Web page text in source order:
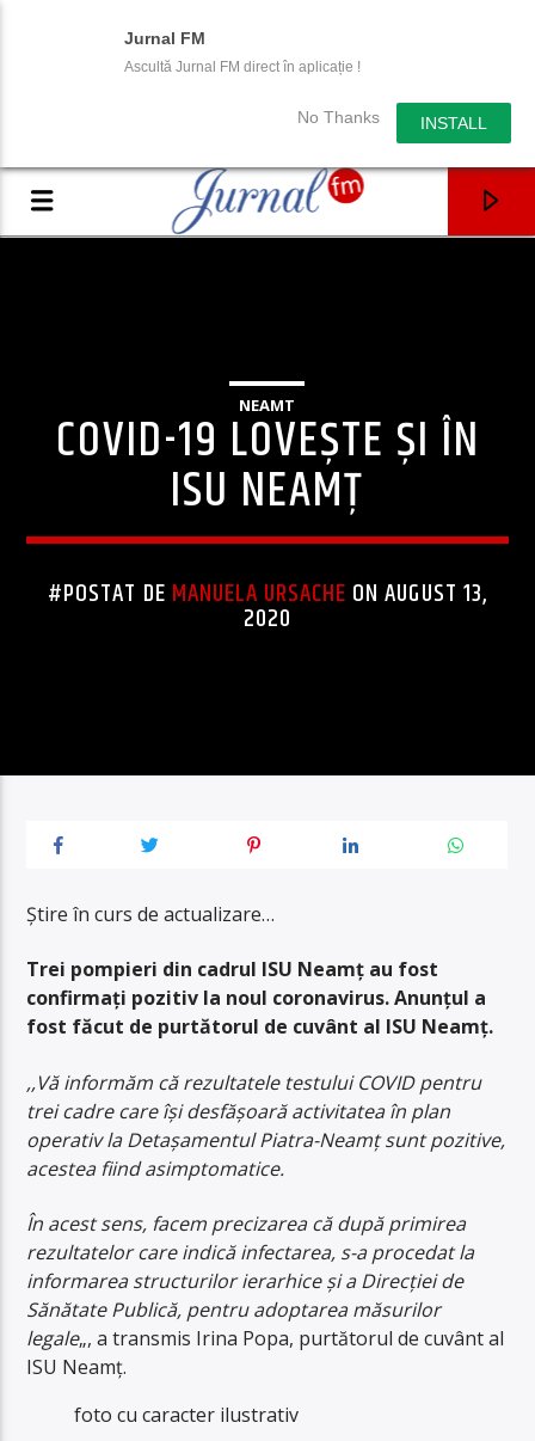
Jurnal FM
Ascultă Jurnal FM direct în aplicație !
No Thanks INSTALL
NEAMT
COVID-19 LOVEŞTE ŞI ÎN
ISU NEAMŢ
#POSTAT DE MANUELA URSACHE ON AUGUST 13,
2020
Ştire în curs de actualizare…
Trei pompieri din cadrul ISU Neamţ au fost
confirmaţi pozitiv la noul coronavirus. Anunţul a
fost făcut de purtătorul de cuvânt al ISU Neamţ.
,,Vă informăm că rezultatele testului COVID pentru
trei cadre care își desfășoară activitatea în plan
operativ la Detașamentul Piatra-Neamț sunt pozitive,
acestea fiind asimptomatice.
În acest sens, facem precizarea că după primirea
rezultatelor care indică infectarea, s-a procedat la
informarea structurilor ierarhice și a Direcției de
Sănătate Publică, pentru adoptarea măsurilor
legale„, a transmis Irina Popa, purtătorul de cuvânt al
ISU Neamţ.
foto cu caracter ilustrativ